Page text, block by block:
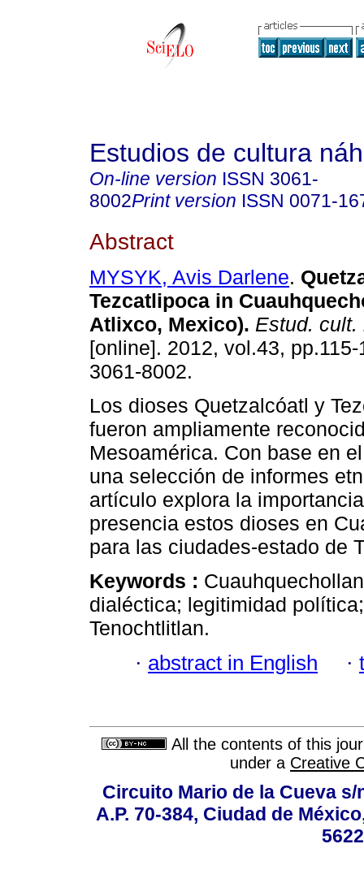
Estudios de cultura
On-line version ISSN 3061-
8002Print version ISSN 0071-
Abstract
MYSYK, Avis Darlene.
Tezcatlipoca in
Atlixco, Mexico). Estud. cult.
[online]. 2012, vol.43,
3061-8002.
Los dioses Quetzalcóatl y
fueron ampliamente
Mesoamérica. Con base en
una selección de informes
artículo explora la
presencia estos dioses en
para las ciudades-estado de
Keywords :
dialéctica; legitimidad
Tenochtlitlan.
· abstract in English ·
All the contents of this
under a Creative
Circuito Mario de la Cueva
A.P. 70-384, Ciudad de